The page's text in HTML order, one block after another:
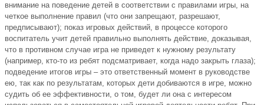
внимание на поведение детей в соответствии с правилами игры, на
четкое выполнение правил (что они запрещают, разрешают,
предписывают); показ игровых действий, в процессе которого
воспитатель учит детей правильно выполнять действие, доказывая,
что в противном случае игра не приведет к нужному результату
(например, кто-то из ребят подсматривает, когда надо закрыть глаза);
подведение итогов игры – это ответственный момент в руководстве
ею, так как по результатам, которых дети добиваются в игре, можно
судить об ее эффективности, о том, будет ли она с интересом